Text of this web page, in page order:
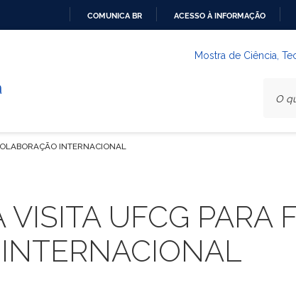
COMUNICA BR ACESSO À INFORMAÇÃO
Mostra de Ciência,
INTERNACIONAL
UFCG PARA